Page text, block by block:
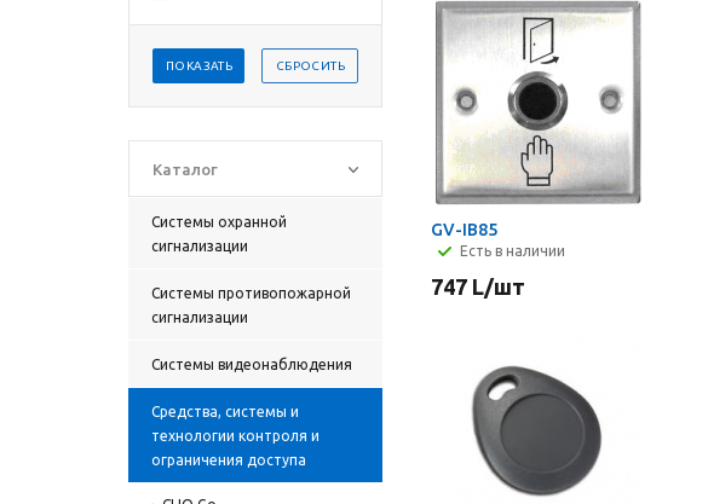
ПОКАЗАТЬ СБРОСИТЬ
Каталог
Системы охранной
сигнализации
Системы противопожарной
сигнализации
Cистемы видеонаблюдения
Средства, системы и
технологии контроля и
ограничения доступа
GV-IB85
Есть в наличии
747 L/шт